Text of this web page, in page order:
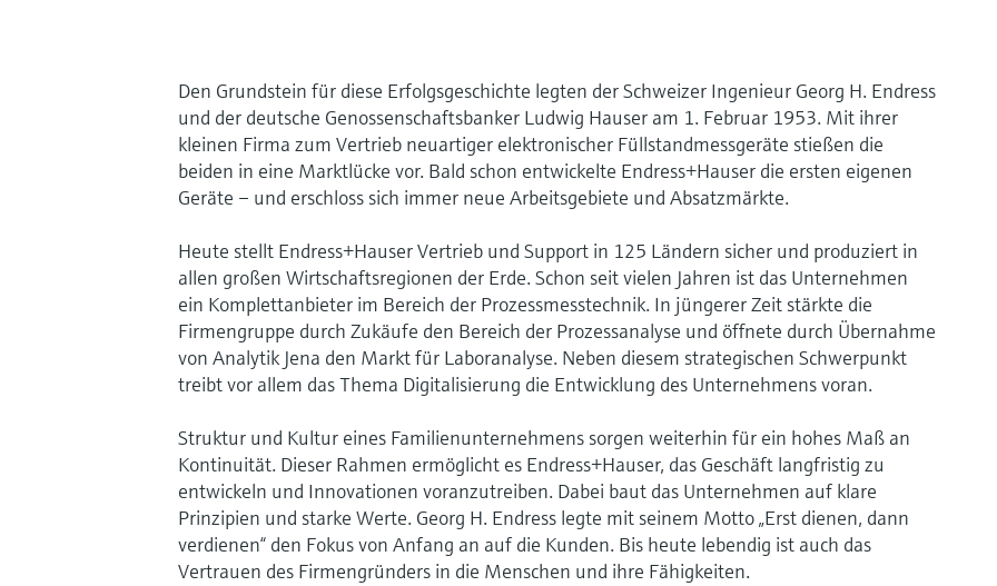
Den Grundstein für diese Erfolgsgeschichte legten der Schweizer Ingenieur Georg H. Endress
und der deutsche Genossenschaftsbanker Ludwig Hauser am 1. Februar 1953. Mit ihrer
kleinen Firma zum Vertrieb neuartiger elektronischer Füllstandmessgeräte stießen die
beiden in eine Marktlücke vor. Bald schon entwickelte Endress+Hauser die ersten eigenen
Geräte – und erschloss sich immer neue Arbeitsgebiete und Absatzmärkte.
Heute stellt Endress+Hauser Vertrieb und Support in 125 Ländern sicher und produziert in
allen großen Wirtschaftsregionen der Erde. Schon seit vielen Jahren ist das Unternehmen
ein Komplettanbieter im Bereich der Prozessmesstechnik. In jüngerer Zeit stärkte die
Firmengruppe durch Zukäufe den Bereich der Prozessanalyse und öffnete durch Übernahme
von Analytik Jena den Markt für Laboranalyse. Neben diesem strategischen Schwerpunkt
treibt vor allem das Thema Digitalisierung die Entwicklung des Unternehmens voran.
Struktur und Kultur eines Familienunternehmens sorgen weiterhin für ein hohes Maß an
Kontinuität. Dieser Rahmen ermöglicht es Endress+Hauser, das Geschäft langfristig zu
entwickeln und Innovationen voranzutreiben. Dabei baut das Unternehmen auf klare
Prinzipien und starke Werte. Georg H. Endress legte mit seinem Motto „Erst dienen, dann
verdienen“ den Fokus von Anfang an auf die Kunden. Bis heute lebendig ist auch das
Vertrauen des Firmengründers in die Menschen und ihre Fähigkeiten.